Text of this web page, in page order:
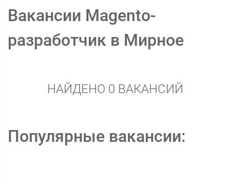
Вакансии Magento-
разработчик в Мирное
НАЙДЕНО 0 ВАКАНСИЙ
Популярные вакансии: